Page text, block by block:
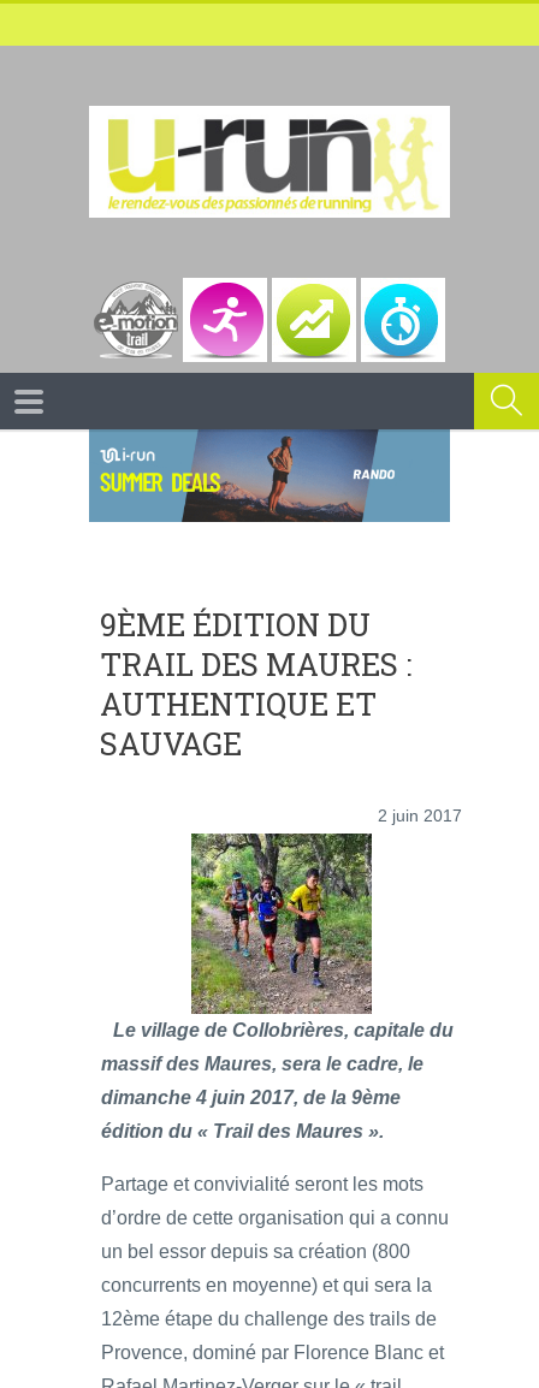
9ÈME ÉDITION DU
TRAIL DES MAURES :
AUTHENTIQUE ET
SAUVAGE
2 juin 2017
Le village de Collobrières, capitale du
massif des Maures, sera le cadre, le
dimanche 4 juin 2017, de la 9ème
édition du « Trail des Maures ».
Partage et convivialité seront les mots
d’ordre de cette organisation qui a connu
un bel essor depuis sa création (800
concurrents en moyenne) et qui sera la
12ème étape du challenge des trails de
Provence, dominé par Florence Blanc et